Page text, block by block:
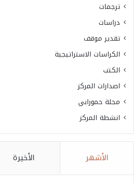
ترجمات
دراسات
تقدير موقف
الكراسات الاستراتيجية
الكتب
اصدارات المركز
مجلة حمورابي
انشطة المركز
الأشهر الأخيرة